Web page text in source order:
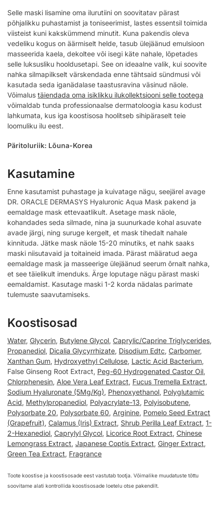
Selle maski lisamine oma ilurutiini on soovitatav pärast
põhjalikku puhastamist ja toniseerimist, lastes essentsil toimida
viisteist kuni kakskümmend minutit. Kuna pakendis oleva
vedeliku kogus on äärmiselt helde, tasub ülejäänud emulsioon
masseerida kaela, dekoltee või isegi käte nahale, lõpetades
selle luksusliku hooldusetapi. See on ideaalne valik, kui soovite
nahka silmapilkselt värskendada enne tähtsaid sündmusi või
kasutada seda iganädalase taastusravina väsinud näole.
Võimalus täiendada oma isiklikku ilukollektsiooni selle tootega
võimaldab tunda professionaalse dermatoloogia kasu kodust
lahkumata, kus iga koostisosa hoolitseb sihipäraselt teie
loomuliku ilu eest.
Päritoluriik: Lõuna-Korea
Kasutamine
Enne kasutamist puhastage ja kuivatage nägu, seejärel avage
DR. ORACLE DERMASYS Hyaluronic Aqua Mask pakend ja
eemaldage mask ettevaatlikult. Asetage mask näole,
kohandades seda silmade, nina ja suunurkade kohal asuvate
avade järgi, ning suruge kergelt, et mask tihedalt nahale
kinnituda. Jätke mask näole 15-20 minutiks, et nahk saaks
maski niisutavaid ja toitaineid imada. Pärast määratud aega
eemaldage mask ja masseerige ülejäänud seerum õrnalt nahka,
et see täielikult imenduks. Ärge loputage nägu pärast maski
eemaldamist. Kasutage maski 1-2 korda nädalas parimate
tulemuste saavutamiseks.
Koostisosad
Water, Glycerin, Butylene Glycol, Caprylic/Caprine Triglycerides,
Propanediol, Dicalia Glycyrrhizate, Disodium Edtc, Carbomer,
Xanthan Gum, Hydroxyethyl Cellulose, Lactic Acid Bacterium,
False Ginseng Root Extract, Peg-60 Hydrogenated Castor Oil,
Chlorphenesin, Aloe Vera Leaf Extract, Fucus Tremella Extract,
Sodium Hyaluronate (5Mg/Kg), Phenoxyethanol, Polyglutamic
Acid, Methylpropanediol, Polyacrylate-13, Polyisobutene,
Polysorbate 20, Polysorbate 60, Arginine, Pomelo Seed Extract
(Grapefruit), Calamus (Iris) Extract, Shrub Perilla Leaf Extract, 1-
2-Hexanediol, Caprylyl Glycol, Licorice Root Extract, Chinese
Lemongrass Extract, Japanese Coptis Extract, Ginger Extract,
Green Tea Extract, Fragrance
Toote koostise ja koostisosade eest vastutab tootja. Võimalike muudatuste tõttu
soovitame alati kontrollida koostisosade loetelu otse pakendilt.